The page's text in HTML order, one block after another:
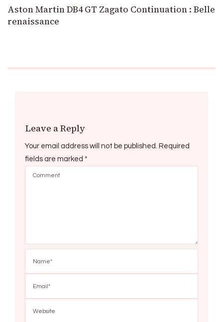
Aston Martin DB4 GT Zagato Continuation : Belle
renaissance
Leave a Reply
Your email address will not be published.
Required
fields are marked *